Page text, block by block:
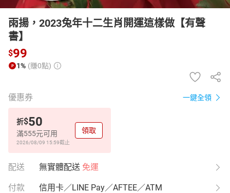
雨揚，2023兔年十二生肖開運這樣做【有聲
書】
$99
1% (賺0點)
優惠券 一鍵全領
折$50
滿555元可用
2026/08/09 15:59截止
領取
配送 無實體配送 免運
付款 信用卡／LINE Pay／AFTEE／ATM